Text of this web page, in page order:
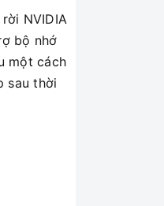
NVIDIA
bộ nhớ
một cách
sau thời